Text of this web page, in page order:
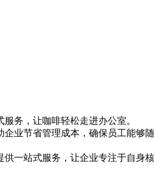
服务，让咖啡轻松走进办公室。
业节省管理成本，确保员工能够
供一站式服务，让企业专注于自身